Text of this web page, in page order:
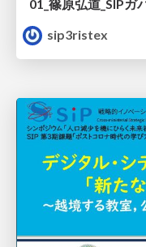
sip3ristex